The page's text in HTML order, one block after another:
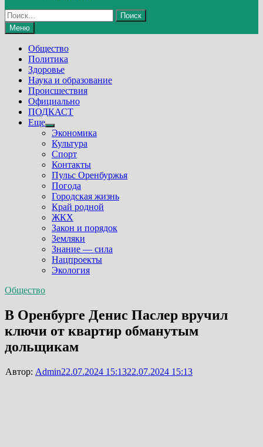
Найти:
Меню
Общество
Политика
Здоровье
Наука и образование
Происшествия
Официально
ПОДКАСТ
Еще
Show
sub
menu
Экономика
Культура
Спорт
Контакты
Пульс Оренбуржья
Погода
Городская жизнь
Край родной
ЖКХ
Закон и порядок
Земляки
Знание — сила
Нацпроекты
Экология
Общество
В Оренбурге Денис Паслер вручил
ключи от квартир обманутым
дольщикам
Автор: Admin22.07.2024 15:1322.07.2024 15:13